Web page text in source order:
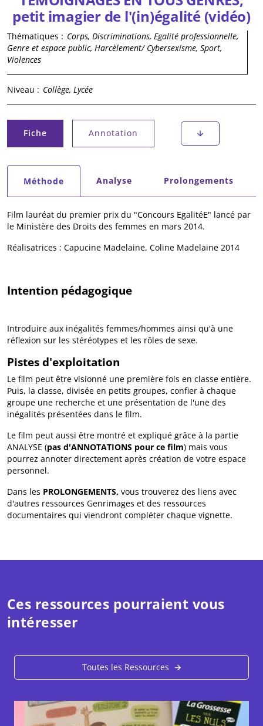
petit imagier de l'(in)égalité (vidéo)
Thématiques : Corps, Discriminations, Egalité professionnelle,
Genre et espace public, Harcèlement/ Cybersexisme, Sport,
Violences
Niveau : Collège, Lycée
Onglets principaux
Fiche
(onglet actif) Annotation
Onglets secondaires
Méthode
(onglet actif) Analyse Prolongements
Film lauréat du premier prix du "Concours EgalitéE" lancé par
le Ministère des Droits des femmes en mars 2014.
Réalisatrices : Capucine Madelaine, Coline Madelaine 2014
Intention pédagogique
Introduire aux inégalités femmes/hommes ainsi qu'à une
réflexion sur les stéréotypes et les rôles de sexe.
Pistes d'exploitation
Le film peut être visionné une première fois en classe entière.
Puis, la classe, divisée en petits groupes, confier à chaque
groupe une recherche et une présentation de l'une des
inégalités présentées dans le film.
Le film peut aussi être montré et expliqué grâce à la partie
ANALYSE (pas d'ANNOTATIONS pour ce film) mais vous
pourrez annoter directement après création de votre espace
personnel.
Dans les PROLONGEMENTS, vous trouverez des liens avec
d'autres ressources Genrimages et des ressources
documentaires qui viendront compléter chaque vignette.
Ces ressources pourraient vous
intéresser
Toutes les Ressources